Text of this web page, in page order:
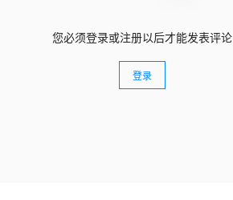
您必须登录或注册以后才能发表评论
登录